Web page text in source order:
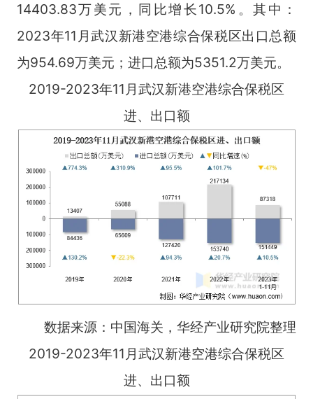
14403.83万美元，同比增长10.5%。其中：
2023年11月武汉新港空港综合保税区出口总额
为954.69万美元；进口总额为5351.2万美元。
2019-2023年11月武汉新港空港综合保税区
进、出口额
数据来源：中国海关，华经产业研究院整理
2019-2023年11月武汉新港空港综合保税区
进、出口额